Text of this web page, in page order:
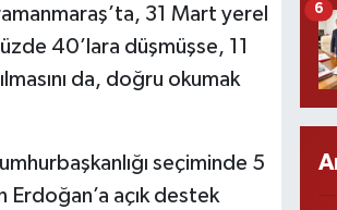
31 Mart yerel
40’lara düşmüşse, 11
da, doğru okumak
seçiminde 5
Erdoğan’a açık destek
6